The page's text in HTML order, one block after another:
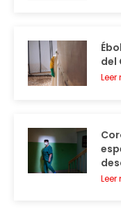
del
Leer
Leer